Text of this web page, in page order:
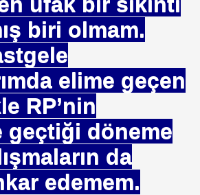
biri olmam.
elime geçen
RP’nin
geçtiği döneme
da
edemem.
GÜNEŞ ENERJI GÖNÜLLÜSÜ
?